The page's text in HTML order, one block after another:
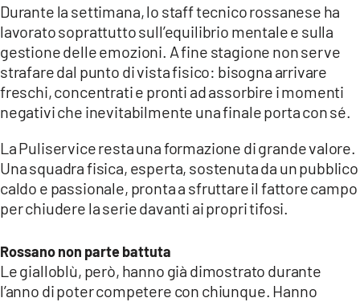
Durante la settimana, lo staff tecnico rossanese ha
lavorato soprattutto sull’equilibrio mentale e sulla
gestione delle emozioni. A fine stagione non serve
strafare dal punto di vista fisico: bisogna arrivare
freschi, concentrati e pronti ad assorbire i momenti
negativi che inevitabilmente una finale porta con sé.
La Puliservice resta una formazione di grande valore.
Una squadra fisica, esperta, sostenuta da un pubblico
caldo e passionale, pronta a sfruttare il fattore campo
per chiudere la serie davanti ai propri tifosi.
Rossano non parte battuta
Le gialloblù, però, hanno già dimostrato durante
l’anno di poter competere con chiunque. Hanno